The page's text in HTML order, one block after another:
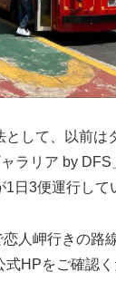
して、以前は
ラリア by
日3便運行して
人岬行きの路
HPをご確認く